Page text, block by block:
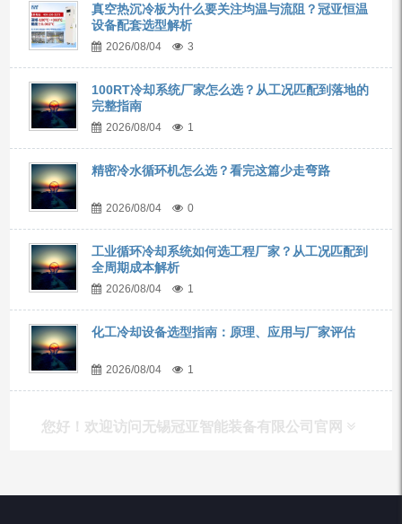
真空热沉冷板为什么要关注均温与流阻？冠亚恒温
设备配套选型解析
2026/08/04 3
100RT冷却系统厂家怎么选？从工况匹配到落地的
完整指南
2026/08/04 1
精密冷水循环机怎么选？看完这篇少走弯路
2026/08/04 0
工业循环冷却系统如何选工程厂家？从工况匹配到
全周期成本解析
2026/08/04 1
化工冷却设备选型指南：原理、应用与厂家评估
2026/08/04 1
您好！欢迎访问无锡冠亚智能装备有限公司官网
产品列表